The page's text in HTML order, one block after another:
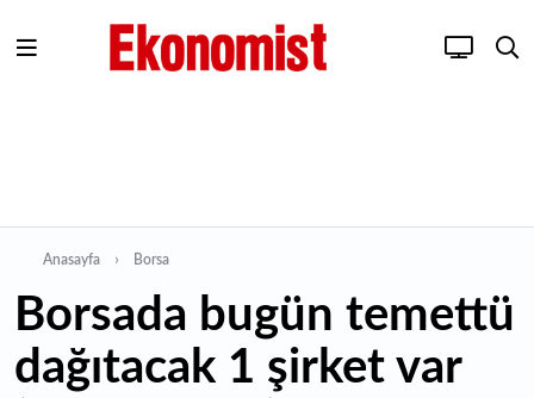
Anasayfa Borsa
Borsada bugün temettü
dağıtacak 1 şirket var